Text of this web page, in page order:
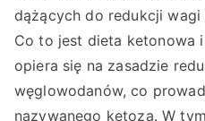
dążących do redukcji
Co to jest dieta ketonowa
opiera się na zasadzie
węglowodanów, co
nazywanego ketoza. W